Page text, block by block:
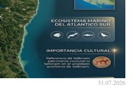
31.07.2026